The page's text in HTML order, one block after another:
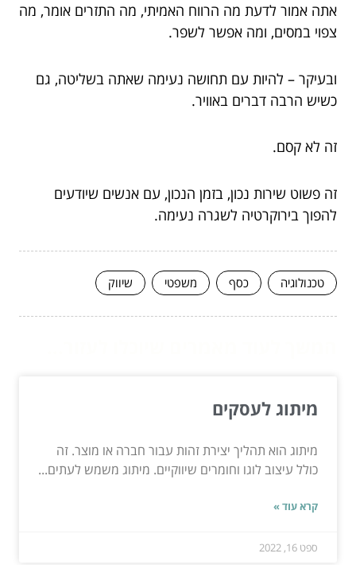
אתה אמור לדעת מה הרווח האמיתי, מה התזרים אומר, מה
צפוי במסים, ומה אפשר לשפר.
ובעיקר – להיות עם תחושה נעימה שאתה בשליטה, גם
כשיש הרבה דברים באוויר.
זה לא קסם.
זה פשוט שירות נכון, בזמן הנכון, עם אנשים שיודעים
להפוך בירוקרטיה לשגרה נעימה.
טכנולוגיה כסף משפטי שיווק
מיתוג לעסקים
מיתוג הוא תהליך יצירת זהות עבור חברה או מוצר. זה
כולל עיצוב לוגו וחומרים שיווקיים. מיתוג משמש לעתים...
קרא עוד »
ספט 16, 2022